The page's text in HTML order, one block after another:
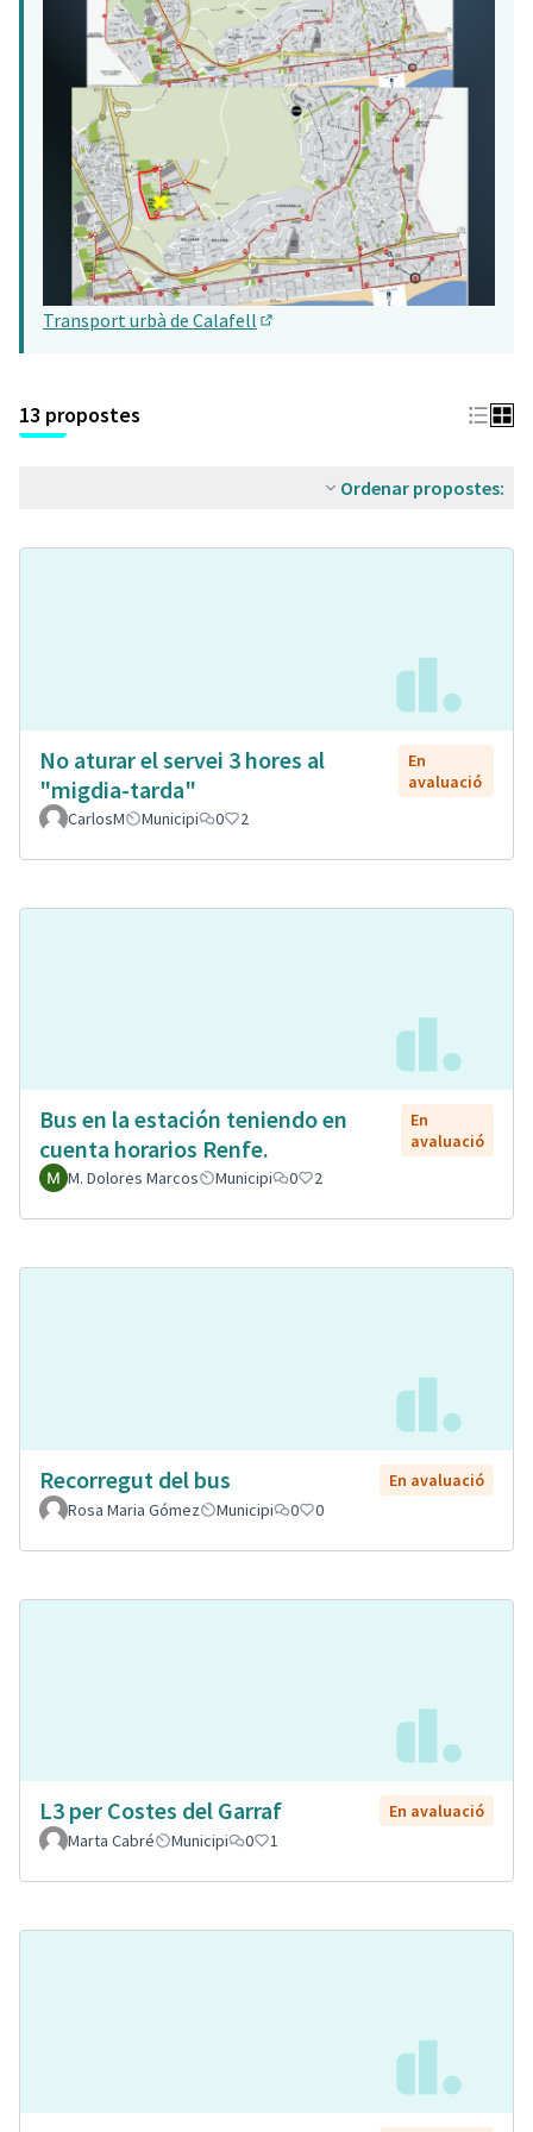
Transport urbà de Calafell
13 propostes
Ordenar propostes:
No aturar el servei 3 hores al
"migdia-tarda"
En
avaluació
CarlosM
Municipi 0 2
Bus en la estación teniendo en
cuenta horarios Renfe.
En
avaluació
M. Dolores Marcos
Municipi 0 2
Recorregut del bus
En avaluació
Rosa Maria Gómez
Municipi 0 0
L3 per Costes del Garraf
En avaluació
Marta Cabré
Municipi 0 1